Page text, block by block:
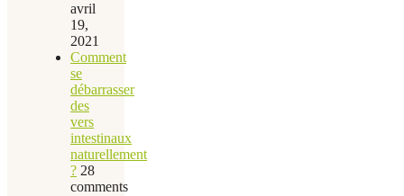
avril
19,
2021
Comment
se
débarrasser
des
vers
intestinaux
naturellement
? 28
comments